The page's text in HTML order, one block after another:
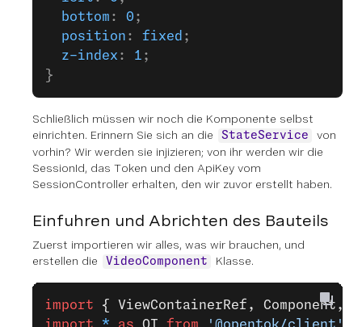
  bottom
: 0 ;
  position
: fixed ;
  z-index
: 1 ;
}
Schließlich müssen wir noch die Komponente selbst
einrichten. Erinnern Sie sich an die
StateService
von
vorhin? Wir werden sie injizieren; von ihr werden wir die
SessionId, das Token und den ApiKey vom
SessionController erhalten, den wir zuvor erstellt haben.
Einfuhren und Abrichten des Bauteils
Zuerst importieren wir alles, was wir brauchen, und
erstellen die
VideoComponent Klasse.
import { ViewContainerRef,
import * as OT from '@opentok/client'